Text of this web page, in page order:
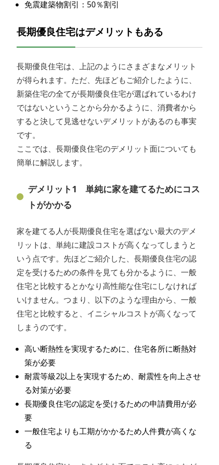
免震建築物割引：50％割引
長期優良住宅はデメリットもある
長期優良住宅は、上記のようにさまざまなメリット
が得られます。ただ、先ほどもご紹介したように、
新築住宅の全てが長期優良住宅が選ばれているわけ
ではないということから分かるように、消費者から
すると決して見逃せないデメリットがあるのも事実
です。
ここでは、長期優良住宅のデメリット面についても
簡単に解説します。
デメリット1 単純に家を建てるためにコス
トがかかる
家を建てる人が長期優良住宅を選ばない最大のデメ
リットは、単純に建設コストが高くなってしまうと
いう点です。先ほどご紹介した、長期優良住宅の認
定を受けるための条件を見ても分かるように、一般
住宅と比較するとかなり高性能な住宅にしなければ
いけません。つまり、以下のような理由から、一般
住宅と比較すると、イニシャルコストが高くなって
しまうのです。
高い断熱性を実現するために、住宅各所に断熱対
策が必要
耐震等級2以上を実現するため、耐震性を向上させ
る対策が必要
長期優良住宅の認定を受けるための申請費用が必
要
一般住宅よりも工期がかかるため人件費が高くな
る